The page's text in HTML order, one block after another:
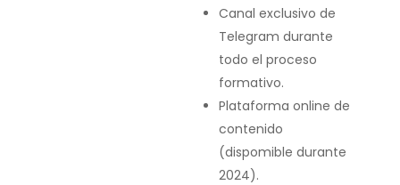
Canal exclusivo de
Telegram durante
todo el proceso
formativo.
Plataforma online de
contenido
(dispomible durante
2024).